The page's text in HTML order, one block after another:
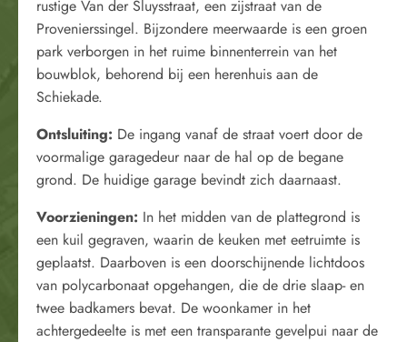
rustige Van der Sluysstraat, een zijstraat van de
Provenierssingel. Bijzondere meerwaarde is een groen
park verborgen in het ruime binnenterrein van het
bouwblok, behorend bij een herenhuis aan de
Schiekade.
Ontsluiting: De ingang vanaf de straat voert door de
voormalige garagedeur naar de hal op de begane
grond. De huidige garage bevindt zich daarnaast.
Voorzieningen: In het midden van de plattegrond is
een kuil gegraven, waarin de keuken met eetruimte is
geplaatst. Daarboven is een doorschijnende lichtdoos
van polycarbonaat opgehangen, die de drie slaap- en
twee badkamers bevat. De woonkamer in het
achtergedeelte is met een transparante gevelpui naar de